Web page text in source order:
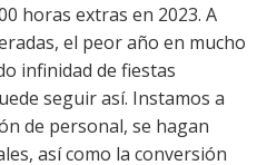
horas extras en 2023. A
el peor año en mucho
infinidad de fiestas
seguir así. Instamos a
de personal, se hagan
así como la conversión